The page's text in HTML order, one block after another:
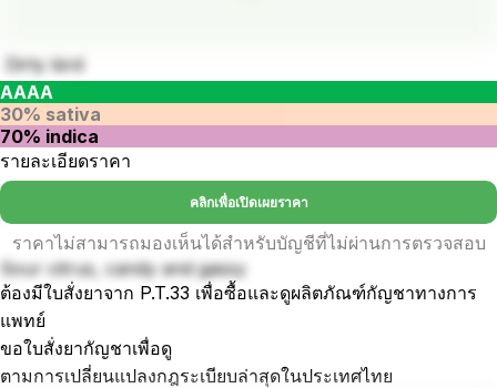
Dirty bird
AAAA
30% sativa
70% indica
รายละเอียดราคา
คลิกเพื่อเปิดเผยราคา
ราคาไม่สามารถมองเห็นได้สำหรับบัญชีที่ไม่ผ่านการตรวจสอบ
Sour citrus, candy and gassy
ต้องมีใบสั่งยาจาก P.T.33 เพื่อซื้อและดูผลิตภัณฑ์กัญชาทางการ
แพทย์
ขอใบสั่งยากัญชาเพื่อดู
ตามการเปลี่ยนแปลงกฎระเบียบล่าสุดในประเทศไทย